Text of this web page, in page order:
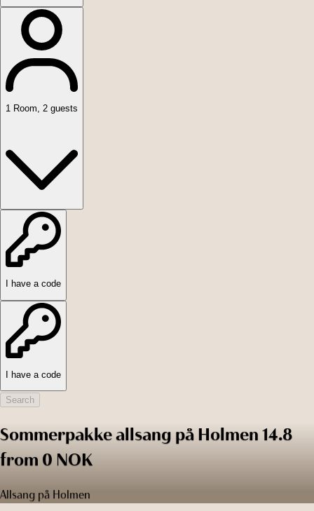
1 Room 2 guests
I have a code
I have a code
Search
Sommerpakke allsang på Holmen 14.8
from 0 NOK
Allsang på Holmen